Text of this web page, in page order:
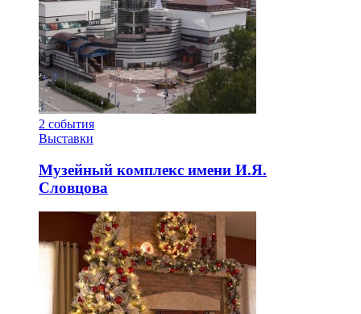
2 события
Выставки
Музейный комплекс имени И.Я.
Словцова